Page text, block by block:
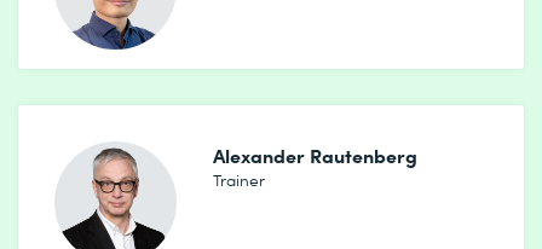
Alexander Rautenberg
Trainer